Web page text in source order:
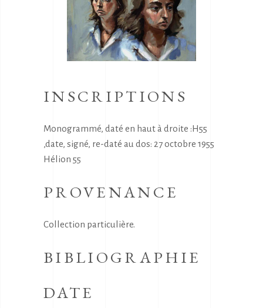
INSCRIPTIONS
Monogrammé, daté en haut à droite :H55
,date, signé, re-daté au dos: 27 octobre 1955
Hélion 55
PROVENANCE
Collection particulière.
BIBLIOGRAPHIE
DATE